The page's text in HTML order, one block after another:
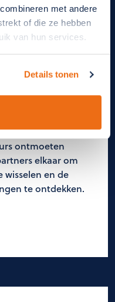
met andere
of die ze hebben
van hun services.
Details tonen
in het
Dorp.
ontmoeten
elkaar om
wisselen en de
te ontdekken.